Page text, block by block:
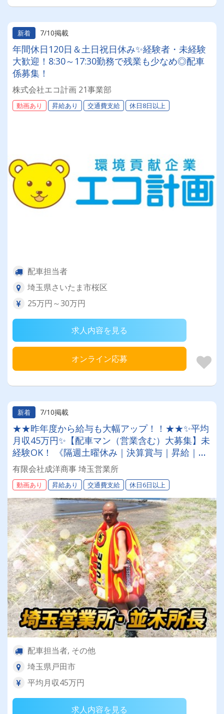
新着 7/10掲載
年間休日120日＆土日祝日休み✨経験者・未経験
大歓迎！8:30～17:30勤務で残業も少なめ◎配車
係募集！
株式会社エコ計画 21事業部
動画あり 昇給あり 交通費支給 休日8日以上
配車担当者
埼玉県さいたま市桜区
25万円～30万円
求人内容を見る
オンライン応募
新着 7/10掲載
★★昨年度から給与も大幅アップ！！★★✨平均
月収45万円✨【配車マン（営業含む）大募集】未
経験OK！ 《隔週土曜休み｜決算賞与｜昇給｜資
格取得制度》 管理者候補も目指せるポジション
です！BBQや慰安旅行などの社内イベントあり！
＜リモート面接対応可＞お気軽にご応募ください
ませ！
有限会社成洋商事 埼玉営業所
動画あり 昇給あり 交通費支給 休日6日以上
配車担当者, その他
埼玉県戸田市
平均月収45万円
求人内容を見る